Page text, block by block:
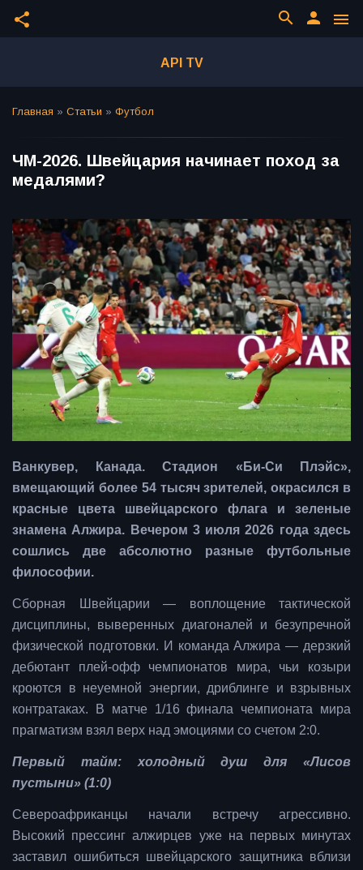
share menu
person
search
API TV
Главная » Статьи » Футбол
ЧМ-2026. Швейцария начинает поход за
медалями?
Ванкувер, Канада. Стадион «Би-Си Плэйс»,
вмещающий более 54 тысяч зрителей, окрасился в
красные цвета швейцарского флага и зеленые
знамена Алжира. Вечером 3 июля 2026 года здесь
сошлись две абсолютно разные футбольные
философии.
Сборная Швейцарии — воплощение тактической
дисциплины, выверенных диагоналей и безупречной
физической подготовки. И команда Алжира — дерзкий
дебютант плей-офф чемпионатов мира, чьи козыри
кроются в неуемной энергии, дриблинге и взрывных
контратаках. В матче 1/16 финала чемпионата мира
прагматизм взял верх над эмоциями со счетом 2:0.
Первый тайм: холодный душ для «Лисов
пустыни» (1:0)
Североафриканцы начали встречу агрессивно.
Высокий прессинг алжирцев уже на первых минутах
заставил ошибиться швейцарского защитника вблизи